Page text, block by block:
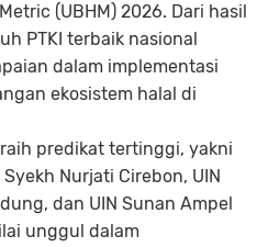
(UBHM) 2026. Dari hasil
PTKI terbaik nasional
dalam implementasi
ekosistem halal di
predikat tertinggi, yakni
Nurjati Cirebon, UIN
dan UIN Sunan Ampel
unggul dalam